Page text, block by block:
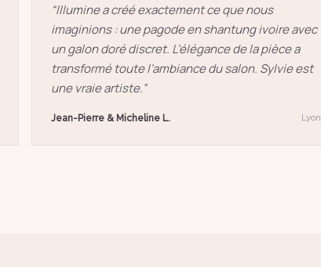
“Illumine a créé exactement ce que nous
imaginions : une pagode en shantung ivoire avec
un galon doré discret. L’élégance de la pièce a
transformé toute l’ambiance du salon. Sylvie est
une vraie artiste.”
Jean-Pierre & Micheline L. Lyon